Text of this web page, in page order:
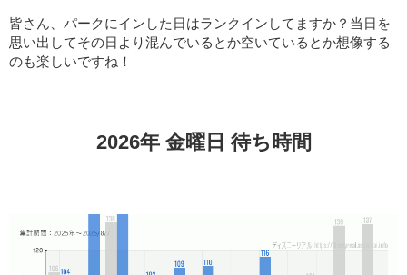
皆さん、パークにインした日はランクインしてますか？当日を
思い出してその日より混んでいるとか空いているとか想像する
のも楽しいですね！
2026年 金曜日 待ち時間